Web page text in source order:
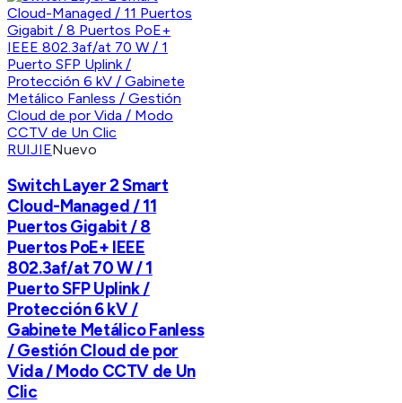
RUIJIENuevo
Switch Layer 2 Smart
Cloud-Managed / 11
Puertos Gigabit / 8
Puertos PoE+ IEEE
802.3af/at 70 W / 1
Puerto SFP Uplink /
Protección 6 kV /
Gabinete Metálico Fanless
/ Gestión Cloud de por
Vida / Modo CCTV de Un
Clic